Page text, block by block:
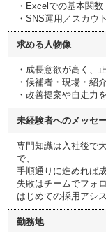
・Excelでの基本関
・SNS運用／スカウ
求める人物像
・成長意欲が高く、
・候補者・現場・紹
・改善提案や自走力
未経験者へのメッセ
専門知識は入社後で
で、
手順通りに進めれば
失敗はチームでフォロ
はじめての採用アシ
勤務地